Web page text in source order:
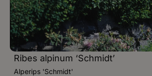
Ribes alpinum ‘Schmidt’
Alperips 'Schmidt'